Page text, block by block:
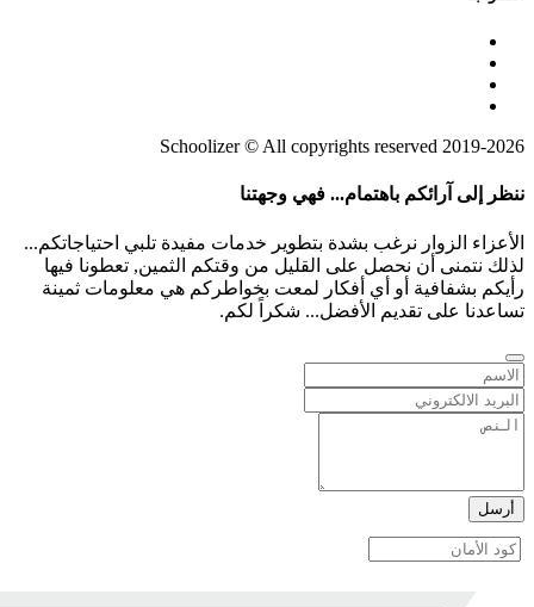
2019-2026 Schoolizer © All copyrights reserved
ننظر إلى آرائكم باهتمام... فهي وجهتنا
الأعزاء الزوار نرغب بشدة بتطوير خدمات مفيدة تلبي احتياجاتكم...
لذلك نتمنى أن نحصل على القليل من وقتكم الثمين, تعطونا فيها
رأيكم بشفافية أو أي أفكار لمعت بخواطركم هي معلومات ثمينة
تساعدنا على تقديم الأفضل... شكراً لكم.
أرسل